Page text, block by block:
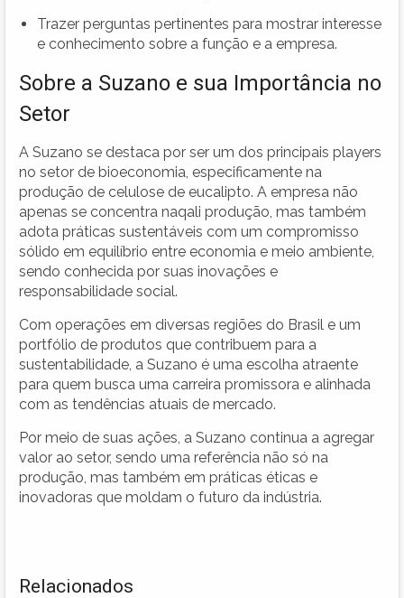
Trazer perguntas pertinentes para mostrar interesse
e conhecimento sobre a função e a empresa.
Sobre a Suzano e sua Importância no
Setor
A Suzano se destaca por ser um dos principais players
no setor de bioeconomia, especificamente na
produção de celulose de eucalipto. A empresa não
apenas se concentra naqali produção, mas também
adota práticas sustentáveis com um compromisso
sólido em equilíbrio entre economia e meio ambiente,
sendo conhecida por suas inovações e
responsabilidade social.
Com operações em diversas regiões do Brasil e um
portfólio de produtos que contribuem para a
sustentabilidade, a Suzano é uma escolha atraente
para quem busca uma carreira promissora e alinhada
com as tendências atuais de mercado.
Por meio de suas ações, a Suzano continua a agregar
valor ao setor, sendo uma referência não só na
produção, mas também em práticas éticas e
inovadoras que moldam o futuro da indústria.
Relacionados